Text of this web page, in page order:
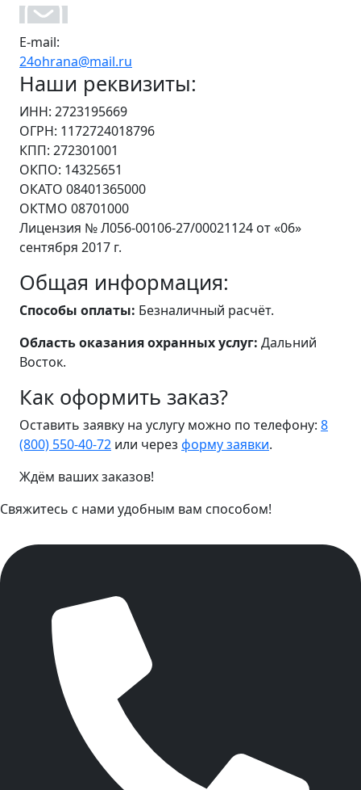
E-mail:
24ohrana@mail.ru
Наши реквизиты:
ИНН: 2723195669
ОГРН: 1172724018796
КПП: 272301001
ОКПО: 14325651
ОКАТО 08401365000
ОКТМО 08701000
Лицензия № Л056-00106-27/00021124 от «06»
сентября 2017 г.
Общая информация:
Способы оплаты: Безналичный расчёт.
Область оказания охранных услуг: Дальний
Восток.
Как оформить заказ?
Оставить заявку на услугу можно по телефону: 8
(800) 550-40-72 или через форму заявки.
Ждём ваших заказов!
Свяжитесь с нами удобным вам способом!